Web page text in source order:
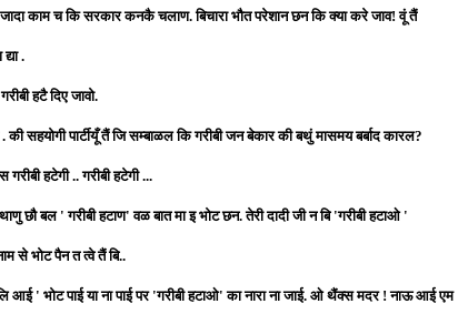
जादा काम च कि सरकार कनकै चलाण. बिचारा भौत परेशान छन कि क्या करे जाव! वूं तैं
.
हटै दिए जावो.
. की सहयोगी पार्टीयूँ तैं जि सम्बाळल कि गरीबी जन बेकार की बथुं मासमय बर्बाद कारल?
हटेगी .. गरीबी हटेगी ...
छौ बल ' गरीबी हटाण' वळ बात मा इ भोट छन. तेरी दादी जी न बि 'गरीबी हटाओ '
से भोट पैन त त्वे तैं बि..
आई ' भोट पाई या ना पाई पर 'गरीबी हटाओ' का नारा ना जाई. ओ थैंक्स मदर ! नाऊ आई एम